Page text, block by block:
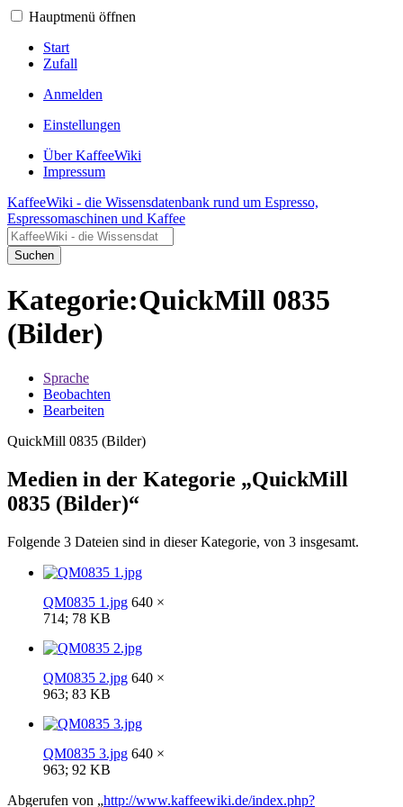
Hauptmenü öffnen
Start
Zufall
Anmelden
Einstellungen
Über KaffeeWiki
Impressum
KaffeeWiki - die Wissensdatenbank rund um Espresso,
Espressomaschinen und Kaffee
Suchen
Kategorie:QuickMill 0835
(Bilder)
Sprache
Beobachten
Bearbeiten
QuickMill 0835 (Bilder)
Medien in der Kategorie „QuickMill
0835 (Bilder)“
Folgende 3 Dateien sind in dieser Kategorie, von 3 insgesamt.
QM0835 1.jpg 640 ×
714; 78 KB
QM0835 2.jpg 640 ×
963; 83 KB
QM0835 3.jpg 640 ×
963; 92 KB
Abgerufen von „http://www.kaffeewiki.de/index.php?